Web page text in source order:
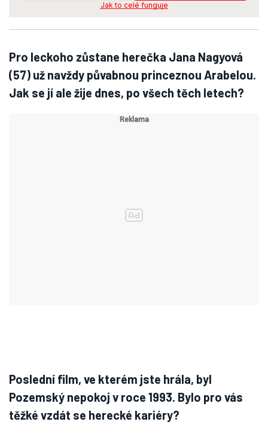
Jak to celé funguje
Pro leckoho zůstane herečka Jana Nagyová
(57) už navždy půvabnou princeznou Arabelou.
Jak se jí ale žije dnes, po všech těch letech?
Poslední film, ve kterém jste hrála, byl
Pozemský nepokoj v roce 1993. Bylo pro vás
těžké vzdát se herecké kariéry?